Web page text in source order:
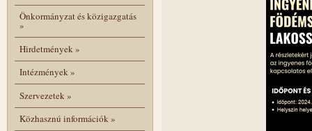
Önkormányzat és közigazgatás
»
Hirdetmények»
Intézmények»
Szervezetek»
Közhasznú információk»